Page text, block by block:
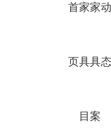
首
页
家
具
目
家
具
案
动
态